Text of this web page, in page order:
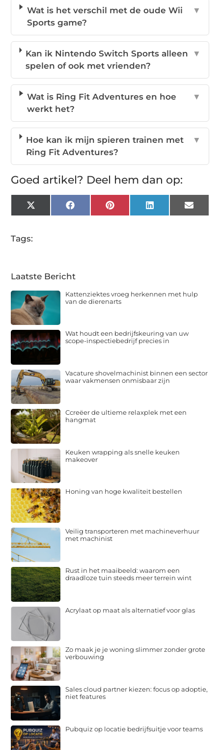
Wat is het verschil met de oude Wii
Sports game?
▼
Kan ik Nintendo Switch Sports alleen
spelen of ook met vrienden?
▼
Wat is Ring Fit Adventures en hoe
werkt het?
▼
Hoe kan ik mijn spieren trainen met
Ring Fit Adventures?
▼
Goed artikel? Deel hem dan op:
X
(Twitter)
FacebookPinterestLinkedInEmail
Tags:
Laatste Bericht
Kattenziektes vroeg herkennen met hulp
van de dierenarts
Wat houdt een bedrijfskeuring van uw
scope-inspectiebedrijf precies in
Vacature shovelmachinist binnen een sector
waar vakmensen onmisbaar zijn
Ccreëer de ultieme relaxplek met een
hangmat
Keuken wrapping als snelle keuken
makeover
Honing van hoge kwaliteit bestellen
Veilig transporteren met machineverhuur
met machinist
Rust in het maaibeeld: waarom een
draadloze tuin steeds meer terrein wint
Acrylaat op maat als alternatief voor glas
Zo maak je je woning slimmer zonder grote
verbouwing
Sales cloud partner kiezen: focus op adoptie,
niet features
Pubquiz op locatie bedrijfsuitje voor teams